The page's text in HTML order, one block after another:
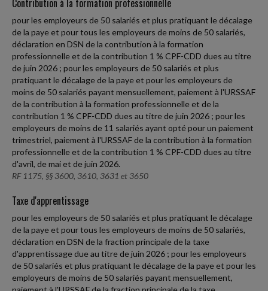
pour les employeurs de 50 salariés et plus pratiquant le décalage
de la paye et pour tous les employeurs de moins de 50 salariés,
déclaration en DSN de la contribution à la formation
professionnelle et de la contribution 1 % CPF-CDD dues au titre
de juin 2026 ; pour les employeurs de 50 salariés et plus
pratiquant le décalage de la paye et pour les employeurs de
moins de 50 salariés payant mensuellement, paiement à l'URSSAF
de la contribution à la formation professionnelle et de la
contribution 1 % CPF-CDD dues au titre de juin 2026 ; pour les
employeurs de moins de 11 salariés ayant opté pour un paiement
trimestriel, paiement à l'URSSAF de la contribution à la formation
professionnelle et de la contribution 1 % CPF-CDD dues au titre
d'avril, de mai et de juin 2026.
RF 1175, §§ 3600, 3610, 3631 et 3650
Taxe d'apprentissage
pour les employeurs de 50 salariés et plus pratiquant le décalage
de la paye et pour tous les employeurs de moins de 50 salariés,
déclaration en DSN de la fraction principale de la taxe
d'apprentissage due au titre de juin 2026 ; pour les employeurs
de 50 salariés et plus pratiquant le décalage de la paye et pour les
employeurs de moins de 50 salariés payant mensuellement,